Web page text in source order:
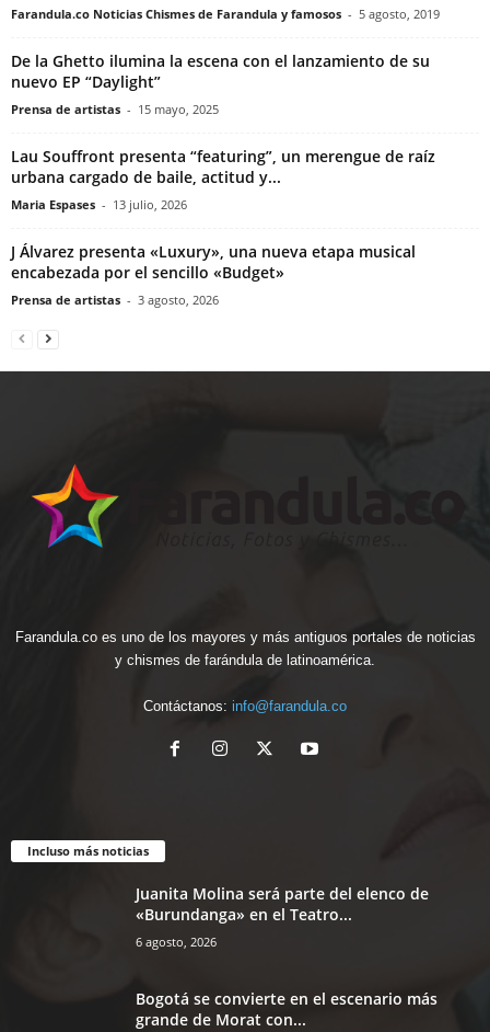
Farandula.co Noticias Chismes de Farandula y famosos - 5 agosto, 2019
De la Ghetto ilumina la escena con el lanzamiento de su
nuevo EP “Daylight”
Prensa de artistas - 15 mayo, 2025
Lau Souffront presenta “featuring”, un merengue de raíz
urbana cargado de baile, actitud y...
Maria Espases - 13 julio, 2026
J Álvarez presenta «Luxury», una nueva etapa musical
encabezada por el sencillo «Budget»
Prensa de artistas - 3 agosto, 2026
Farandula.co es uno de los mayores y más antiguos portales de noticias
y chismes de farándula de latinoamérica.
Contáctanos: info@farandula.co
Incluso más noticias
Juanita Molina será parte del elenco de
«Burundanga» en el Teatro...
6 agosto, 2026
Bogotá se convierte en el escenario más
grande de Morat con...